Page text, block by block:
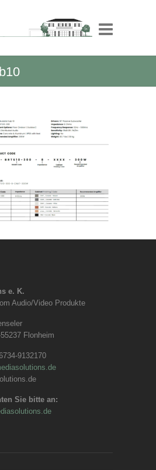
e. K.
Audio/Video Produkte
Flonheim
9132170
Sie bitte an: